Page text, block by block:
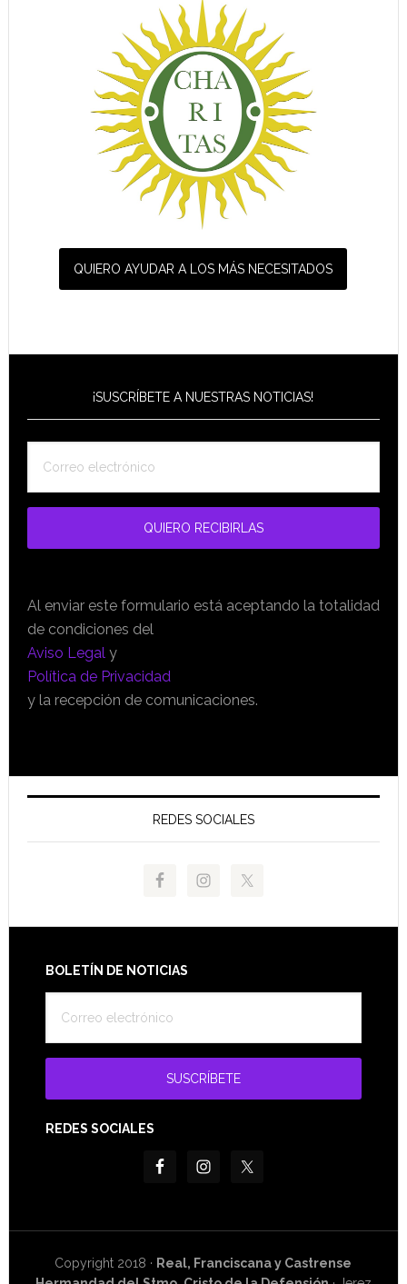
QUIERO AYUDAR A LOS MÁS NECESITADOS
¡SUSCRÍBETE A NUESTRAS NOTICIAS!
Al enviar este formulario está aceptando la totalidad
de condiciones del
Aviso Legal y
Política de Privacidad
y la recepción de comunicaciones.
REDES SOCIALES
Footer
BOLETÍN DE NOTICIAS
REDES SOCIALES
Copyright 2018 · Real, Franciscana y Castrense